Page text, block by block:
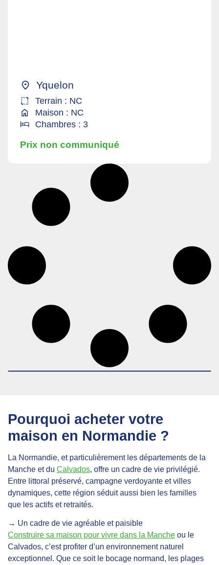
Yquelon
Terrain : NC
Maison : NC
Chambres : 3
Prix non communiqué
Pourquoi acheter votre
maison en Normandie ?
La Normandie, et particulièrement les départements de la
Manche et du Calvados, offre un cadre de vie privilégié.
Entre littoral préservé, campagne verdoyante et villes
dynamiques, cette région séduit aussi bien les familles
que les actifs et retraités.
→ Un cadre de vie agréable et paisible
Construire sa maison pour vivre dans la Manche ou le
Calvados, c’est profiter d’un environnement naturel
exceptionnel. Que ce soit le bocage normand, les plages